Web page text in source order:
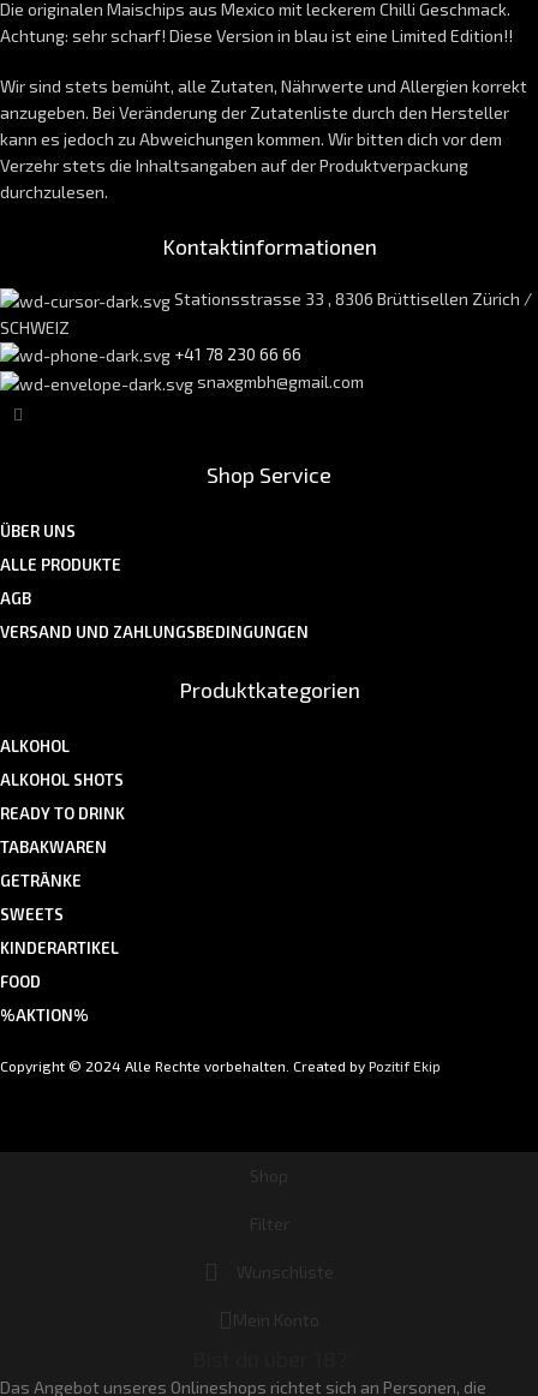
Die originalen Maischips aus Mexico mit leckerem Chilli Geschmack.
Achtung: sehr scharf! Diese Version in blau ist eine Limited Edition!!
Wir sind stets bemüht, alle Zutaten, Nährwerte und Allergien korrekt
anzugeben. Bei Veränderung der Zutatenliste durch den Hersteller
kann es jedoch zu Abweichungen kommen. Wir bitten dich vor dem
Verzehr stets die Inhaltsangaben auf der Produktverpackung
durchzulesen.
Kontaktinformationen
Stationsstrasse 33 , 8306 Brüttisellen Zürich /
SCHWEIZ
+41 78 230 66 66
snaxgmbh@gmail.com
Shop Service
ÜBER UNS
ALLE PRODUKTE
AGB
VERSAND UND ZAHLUNGSBEDINGUNGEN
Produktkategorien
ALKOHOL
ALKOHOL SHOTS
READY TO DRINK
TABAKWAREN
GETRÄNKE
SWEETS
KINDERARTIKEL
FOOD
%AKTION%
Copyright © 2024 Alle Rechte vorbehalten. Created by Pozitif Ekip
Shop
Filter
Wunschliste
Mein Konto
Das Angebot unseres Onlineshops richtet sich an Personen, die